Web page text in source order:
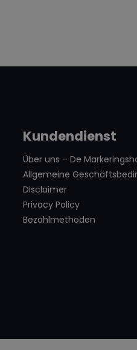
Kundendienst
Über uns – De
Allgemeine
Disclaimer
Privacy Policy
Bezahlmethoden